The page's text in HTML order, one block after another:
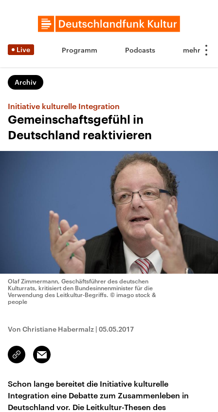
Live Programm Podcasts
Archiv
Initiative kulturelle Integration
Gemeinschaftsgefühl in
Deutschland reaktivieren
Olaf Zimmermann, Geschäftsführer des deutschen
Kulturrats, kritisiert den Bundesinnenminister für die
Verwendung des Leitkultur-Begriffs. © imago stock &
people
Von Christiane Habermalz | 05.05.2017
Link
kopieren/teilen
Email
Schon lange bereitet die Initiative kulturelle
Integration eine Debatte zum Zusammenleben in
Deutschland vor. Die Leitkultur-Thesen des